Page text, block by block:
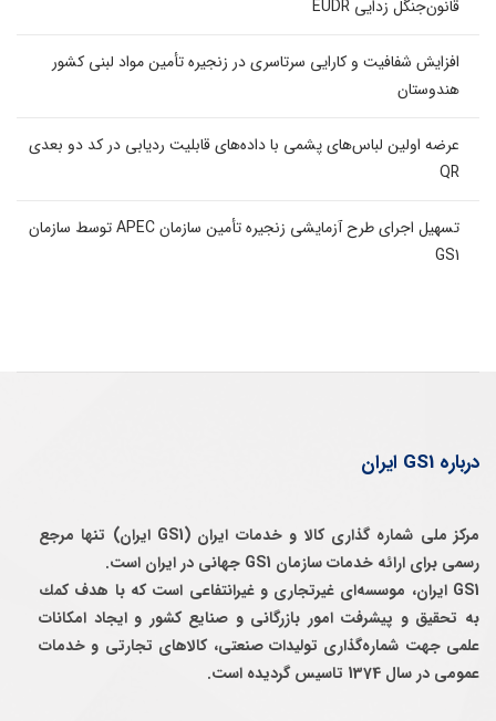
قانون‌جنگل زدایی EUDR
افزایش شفافیت و کارایی سرتاسری در زنجیره تأمین مواد لبنی کشور
هندوستان
عرضه اولین لباس‌های پشمی با داده‌های قابلیت ردیابی در کد دو بعدی
QR
تسهیل اجرای طرح آزمایشی زنجیره تأمین سازمان APEC توسط سازمان
GS1
درباره GS1 ایران
مرکز ملی شماره گذاری کالا و خدمات ایران (GS1 ایران) تنها مرجع
رسمی برای ارائه خدمات سازمان GS1 جهانی در ایران است.
GS1 ایران، موسسه‌ای غيرتجاری و غيرانتفاعی است كه با هدف كمك
به تحقيق و پيشرفت امور بازرگانی و صنايع كشور و ايجاد امكانات
علمی جهت شماره‌گذاری توليدات صنعتی، كالاهای تجارتی و خدمات
عمومی در سال 1374 تاسيس گرديده است.